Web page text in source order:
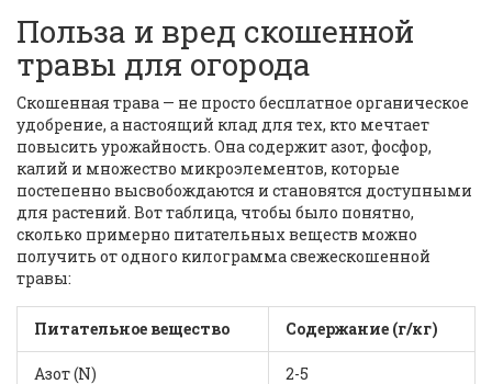
Польза и вред скошенной
травы для огорода
Скошенная трава — не просто бесплатное органическое
удобрение, а настоящий клад для тех, кто мечтает
повысить урожайность. Она содержит азот, фосфор,
калий и множество микроэлементов, которые
постепенно высвобождаются и становятся доступными
для растений. Вот таблица, чтобы было понятно,
сколько примерно питательных веществ можно
получить от одного килограмма свежескошенной
травы:
Питательное вещество Содержание (г/кг)
Азот (N) 2-5